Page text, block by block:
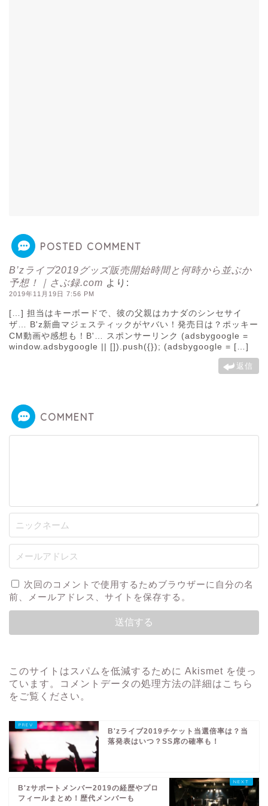
POSTED COMMENT
B’zライブ2019グッズ販売開始時間と何時から並ぶか
予想！｜さぶ録.com より:
2019年11月19日 7:56 PM
[…] 担当はキーボードで、彼の父親はカナダのシンセサイ
ザ… B'z新曲マジェスティックがヤバい！発売日は？ポッキー
CM動画や感想も！B'… スポンサーリンク (adsbygoogle =
window.adsbygoogle || []).push({}); (adsbygoogle = […]
返信
COMMENT
次回のコメントで使用するためブラウザーに自分の名
前、メールアドレス、サイトを保存する。
このサイトはスパムを低減するために Akismet を使っ
ています。
コメントデータの処理方法の詳細はこちら
をご覧ください 。
B'zライブ2019チケット当選倍率は？当
落発表はいつ？SS席の確率も！
B'zサポートメンバー2019の経歴やプロ
フィールまとめ！歴代メンバーも